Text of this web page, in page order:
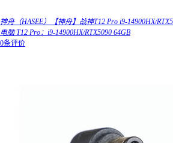
神舟（HASEE）【神舟】战神T12 Pro i9-14900HX/
电脑 T12 Pro：i9-14900HX/RTX5090 64GB
0条评价